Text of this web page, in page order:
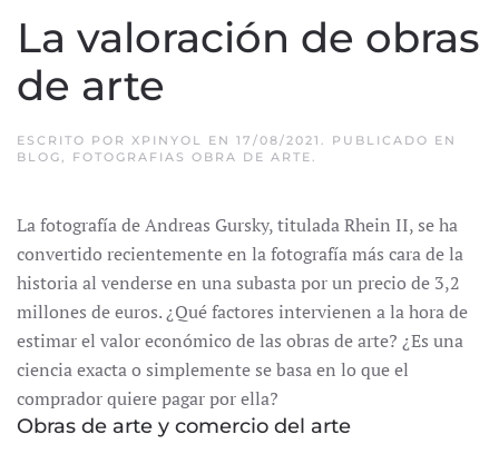
La valoración de obras
de arte
ESCRITO POR XPINYOL EN 17/08/2021 . PUBLICADO EN
BLOG, FOTOGRAFIAS OBRA DE ARTE.
La fotografía de Andreas Gursky, titulada Rhein II, se ha
convertido recientemente en la fotografía más cara de la
historia al venderse en una subasta por un precio de 3,2
millones de euros. ¿Qué factores intervienen a la hora de
estimar el valor económico de las obras de arte? ¿Es una
ciencia exacta o simplemente se basa en lo que el
comprador quiere pagar por ella?
Obras de arte y comercio del arte